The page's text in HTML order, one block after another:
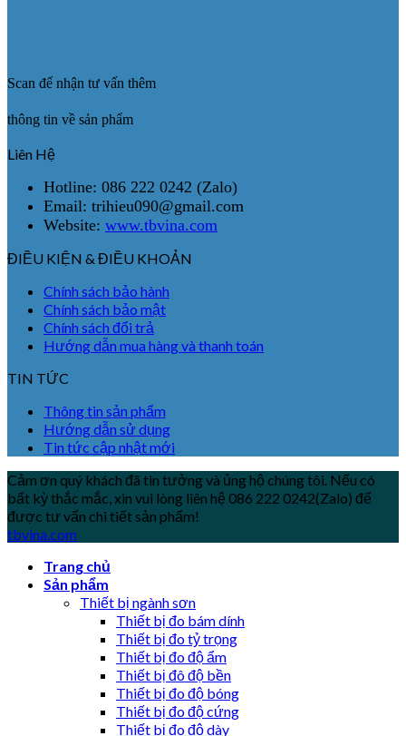
Scan để nhận tư vấn thêm
thông tin về sản phẩm
Liên Hệ
Hotline: 086 222 0242 (Zalo)
Email: trihieu090@gmail.com
Website: www.tbvina.com
ĐIỀU KIỆN & ĐIỀU KHOẢN
Chính sách bảo hành
Chính sách bảo mật
Chính sách đổi trả
Hướng dẫn mua hàng và thanh toán
TIN TỨC
Thông tin sản phẩm
Hướng dẫn sử dụng
Tin tức cập nhật mới
Cảm ơn quý khách đã tin tưởng và ủng hộ chúng tôi. Nếu có
bất kỳ thắc mắc, xin vui lòng liên hệ 086 222 0242(Zalo) để
được tư vấn chi tiết sản phẩm!
tbvina.com
Trang chủ
Sản phẩm
Thiết bị ngành sơn
Thiết bị đo bám dính
Thiết bị đo tỷ trọng
Thiết bị đo độ ẩm
Thiết bị đô độ bền
Thiết bị đo độ bóng
Thiết bị đo độ cứng
Thiết bị đo độ dày